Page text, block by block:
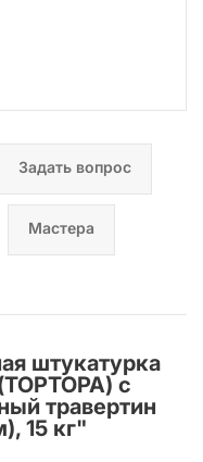
Задать вопрос
Мастера
штукатурка
с
травертин
15 кг"